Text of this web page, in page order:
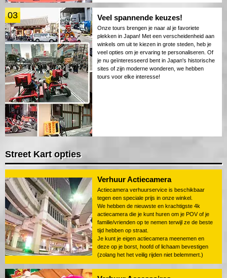
03 Veel spannende keuzes!
Onze tours brengen je naar al je favoriete
plekken in Japan! Met een verscheidenheid aan
winkels om uit te kiezen in grote steden, heb je
veel opties om je ervaring te personaliseren. Of
je nu geïnteresseerd bent in Japan's historische
sites of zijn moderne wonderen, we hebben
tours voor elke interesse!
Street Kart opties
Verhuur Actiecamera
Actiecamera verhuurservice is beschikbaar
tegen een speciale prijs in onze winkel.
We hebben de nieuwste en krachtigste 4k
actiecamera die je kunt huren om je POV of je
familie/vrienden op te nemen terwijl ze de beste
tijd hebben op straat.
Je kunt je eigen actiecamera meenemen en
deze op je borst, hoofd of lichaam bevestigen
(zolang het het veilig rijden niet belemmert.)